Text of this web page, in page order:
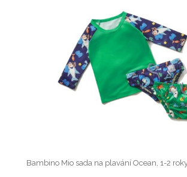
Bambino Mio sada na plavání Ocean, 1-2